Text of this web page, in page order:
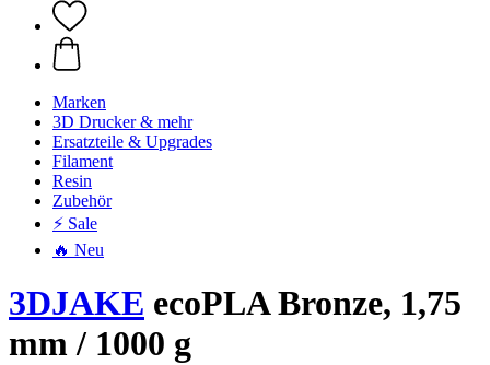
Marken
3D Drucker & mehr
Ersatzteile & Upgrades
Filament
Resin
Zubehör
⚡ Sale
🔥 Neu
3DJAKE ecoPLA Bronze, 1,75
mm / 1000 g